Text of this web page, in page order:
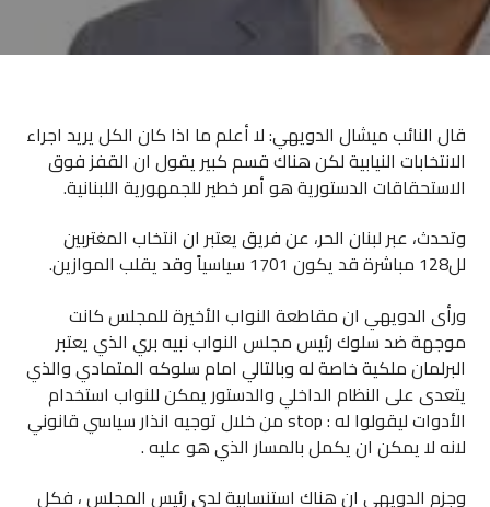
قال النائب ميشال الدويهي: لا أعلم ما اذا كان الكل يريد اجراء
الانتخابات النيابية لكن هناك قسم كبير يقول ان القفز فوق
الاستحقاقات الدستورية هو أمر خطير للجمهورية اللبنانية.
وتحدث، عبر لبنان الحر، عن فريق يعتبر ان انتخاب المغتربين
لل128 مباشرة قد يكون 1701 سياسياً وقد يقلب الموازين.
ورأى الدويهي ان مقاطعة النواب الأخيرة للمجلس كانت
موجهة ضد سلوك رئيس مجلس النواب نبيه بري الذي يعتبر
البرلمان ملكية خاصة له وبالتالي امام سلوكه المتمادي والذي
يتعدى على النظام الداخلي والدستور يمكن للنواب استخدام
الأدوات ليقولوا له : stop من خلال توجيه انذار سياسي قانوني
لانه لا يمكن ان يكمل بالمسار الذي هو عليه .
وجزم الدويهي ان هناك استنسابية لدى رئيس المجلس ، فكل